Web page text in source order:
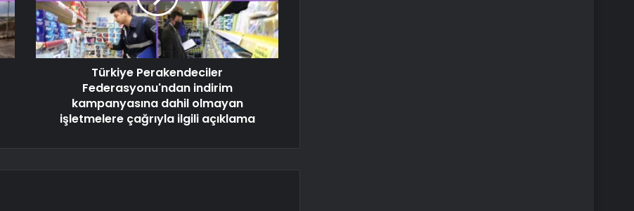
Türkiye Perakendeciler
Federasyonu'ndan indirim
kampanyasına dahil olmayan
işletmelere çağrıyla ilgili açıklama